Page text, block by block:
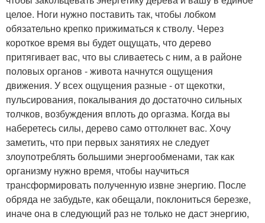
целое. Ноги нужно поставить так, чтобы лобком
обязательно крепко прижиматься к стволу. Через
короткое время вы будет ощущать, что дерево
притягивает вас, что вы сливаетесь с ним, а в районе
половых органов - живота начнутся ощущения
движения. У всех ощущения разные - от щекотки,
пульсирования, покалывания до достаточно сильных
толчков, возбуждения вплоть до оргазма. Когда вы
наберетесь силы, дерево само оттолкнет вас. Хочу
заметить, что при первых занятиях не следует
злоупотреблять большими энергообменами, так как
организму нужно время, чтобы научиться
трансформировать полученную извне энергию. После
обряда не забудьте, как обещали, поклониться березке,
иначе она в следующий раз не только не даст энергию,